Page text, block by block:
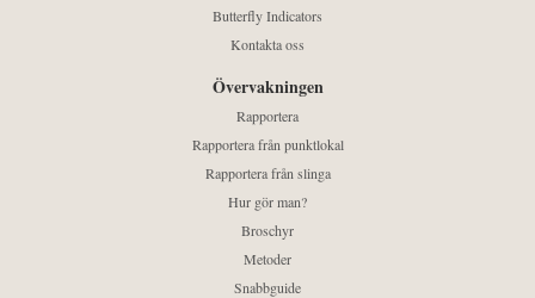
Butterfly Indicators
Kontakta oss
Övervakningen
Rapportera
Rapportera från punktlokal
Rapportera från slinga
Hur gör man?
Broschyr
Metoder
Snabbguide